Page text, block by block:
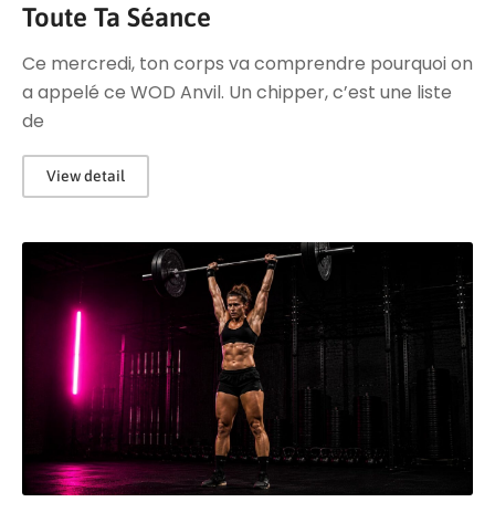
Toute Ta Séance
Ce mercredi, ton corps va comprendre pourquoi on
a appelé ce WOD Anvil. Un chipper, c’est une liste
de
View detail